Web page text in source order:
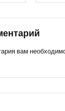
вам